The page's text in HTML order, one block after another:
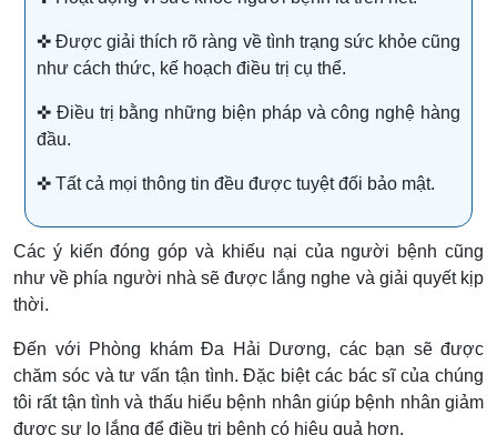
✜ Được giải thích rõ ràng về tình trạng sức khỏe cũng
như cách thức, kế hoạch điều trị cụ thể.
✜ Điều trị bằng những biện pháp và công nghệ hàng
đầu.
✜ Tất cả mọi thông tin đều được tuyệt đối bảo mật.
Các ý kiến đóng góp và khiếu nại của người bệnh cũng
như về phía người nhà sẽ được lắng nghe và giải quyết kịp
thời.
Đến với Phòng khám Đa Hải Dương, các bạn sẽ được
chăm sóc và tư vấn tận tình. Đặc biệt các bác sĩ của chúng
tôi rất tận tình và thấu hiểu bệnh nhân giúp bệnh nhân giảm
được sự lo lắng để điều trị bệnh có hiệu quả hơn.